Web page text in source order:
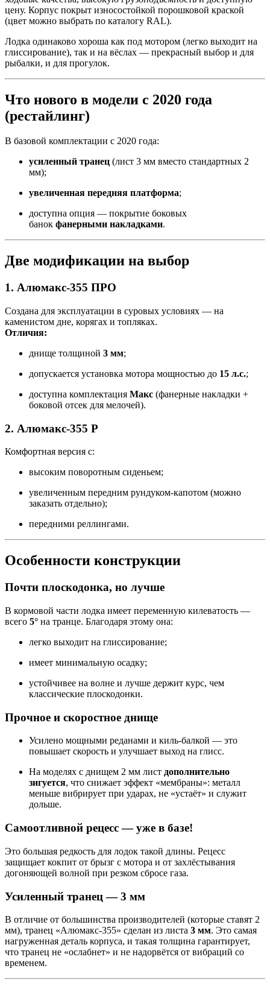
цену. Корпус покрыт износостойкой порошковой краской
(цвет можно выбрать по каталогу RAL).
Лодка одинаково хороша как под мотором (легко выходит на
глиссирование), так и на вёслах — прекрасный выбор и для
рыбалки, и для прогулок.
Что нового в модели с 2020 года
(рестайлинг)
В базовой комплектации с 2020 года:
усиленный транец (лист 3 мм вместо стандартных 2
мм);
увеличенная передняя платформа;
доступна опция — покрытие боковых
банок фанерными накладками.
Две модификации на выбор
1. Алюмакс-355 ПРО
Создана для эксплуатации в суровых условиях — на
каменистом дне, корягах и топляках.
Отличия:
днище толщиной 3 мм;
допускается установка мотора мощностью до 15 л.с.;
доступна комплектация Макс (фанерные накладки +
боковой отсек для мелочей).
2. Алюмакс-355 Р
Комфортная версия с:
высоким поворотным сиденьем;
увеличенным передним рундуком-капотом (можно
заказать отдельно);
передними реллингами.
Особенности конструкции
Почти плоскодонка, но лучше
В кормовой части лодка имеет переменную килеватость —
всего 5° на транце. Благодаря этому она:
легко выходит на глиссирование;
имеет минимальную осадку;
устойчивее на волне и лучше держит курс, чем
классические плоскодонки.
Прочное и скоростное днище
Усилено мощными реданами и киль-балкой — это
повышает скорость и улучшает выход на глисс.
На моделях с днищем 2 мм лист дополнительно
зигуется, что снижает эффект «мембраны»: металл
меньше вибрирует при ударах, не «устаёт» и служит
дольше.
Самоотливной рецесс — уже в базе!
Это большая редкость для лодок такой длины. Рецесс
защищает кокпит от брызг с мотора и от захлёстывания
догоняющей волной при резком сбросе газа.
Усиленный транец — 3 мм
В отличие от большинства производителей (которые ставят 2
мм), транец «Алюмакс-355» сделан из листа 3 мм. Это самая
нагруженная деталь корпуса, и такая толщина гарантирует,
что транец не «ослабнет» и не надорвётся от вибраций со
временем.